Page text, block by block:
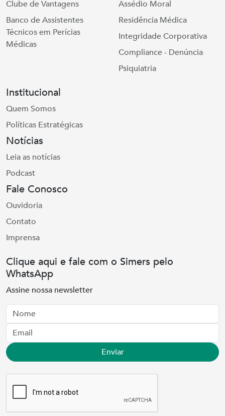
Clube de Vantagens
Banco de Assistentes
Técnicos em Perícias
Médicas
Assédio Moral
Residência Médica
Integridade Corporativa
Compliance - Denúncia
Psiquiatria
Institucional
Quem Somos
Políticas Estratégicas
Notícias
Leia as notícias
Podcast
Fale Conosco
Ouvidoria
Contato
Imprensa
Clique aqui e fale com o Simers pelo
WhatsApp
Assine nossa newsletter
Nome
Email
Enviar